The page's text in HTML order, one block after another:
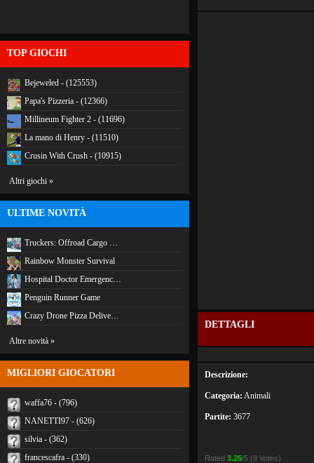
TOP GIOCHI
Bejeweled - (125553)
Papa's Pizzeria - (12366)
Millineum Fighter 2 - (11696)
La mano di Henry - (11510)
Crusin With Crush - (10915)
Altri giochi »
ULTIME NOVITÀ
Truckers: Offroad Cargo …
Rainbow Monster Survival
Hospital Doctor Emergenc…
Penguin Runner Game
Crazy Drone Pizza Delive…
Altre novità »
MIGLIORI GIOCATORI
waffa76 - (796)
NANETTI97 - (626)
silvia - (362)
francescafra - (330)
DETTAGLI
Descrizione:
Categoria: Animali
Partite: 3677
Rated 3.25/5 (8 Votes)